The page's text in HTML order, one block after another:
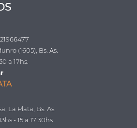
(1605), Bs. As.
a 17hs.
La Plata, Bs. As.
- 15 a 17:30hs